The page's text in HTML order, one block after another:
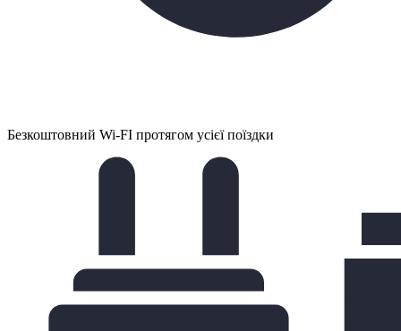
Безкоштовний Wi-FI протягом усієї поїздки